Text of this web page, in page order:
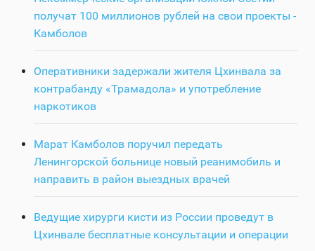
получат 100 миллионов рублей на свои проекты -
Камболов
Оперативники задержали жителя Цхинвала за
контрабанду «Трамадола» и употребление
наркотиков
Марат Камболов поручил передать
Ленингорской больнице новый реанимобиль и
направить в район выездных врачей
Ведущие хирурги кисти из России проведут в
Цхинвале бесплатные консультации и операции